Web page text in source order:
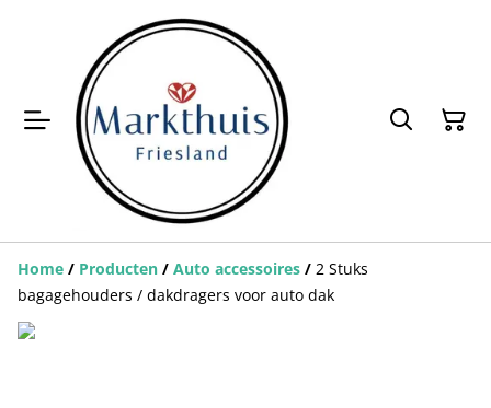
Home / Producten / Auto accessoires / 2 Stuks
bagagehouders / dakdragers voor auto dak